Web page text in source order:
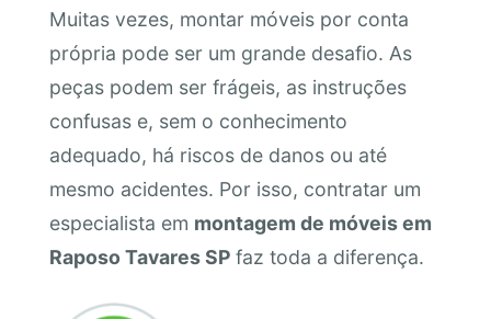
Muitas vezes, montar móveis por conta
própria pode ser um grande desafio. As
peças podem ser frágeis, as instruções
confusas e, sem o conhecimento
adequado, há riscos de danos ou até
mesmo acidentes. Por isso, contratar um
especialista em montagem de móveis em
Raposo Tavares SPfaz toda a diferença.